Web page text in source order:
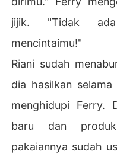
jijik. "Tidak
mencintaimu!"
Riani sudah
dia hasilkan
menghidupi Ferry.
baru dan
pakaiannya sudah